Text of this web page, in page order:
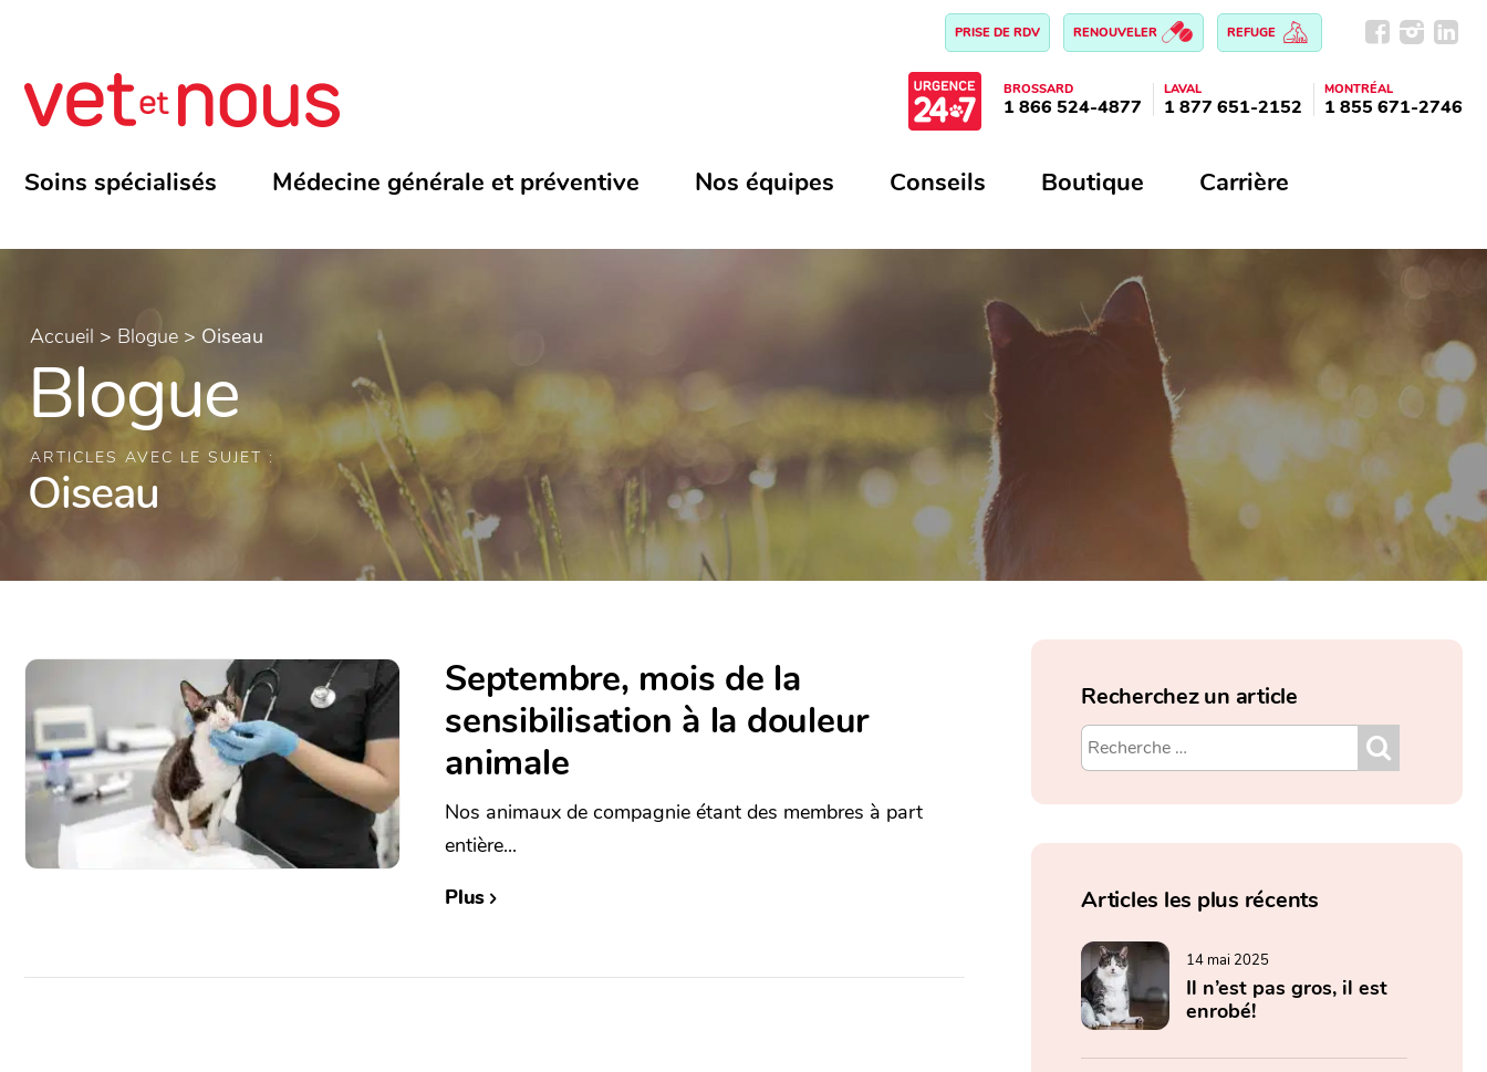
PRISE DE RDV RENOUVELER REFUGE
BROSSARD
1 866 524-4877
LAVAL
1 877 651-2152
MONTRÉAL
1 855 671-2746
Soins spécialisés Médecine générale et préventive Nos équipes Conseils Boutique Carrière
Accueil > Blogue > Oiseau
Blogue
ARTICLES AVEC LE SUJET :
Oiseau
Septembre, mois de la
sensibilisation à la douleur
animale
Nos animaux de compagnie étant des membres à part
entière...
Plus
Recherchez un article
Articles les plus récents
14 mai 2025
Il n’est pas gros, il est
enrobé!